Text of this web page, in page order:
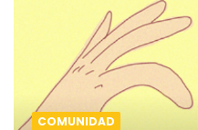
COMUNIDAD